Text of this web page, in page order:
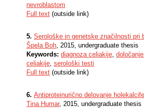
nevroblastom
Full text (outside link)
5. Serološke in genetske značilnosti pri
Špela Boh, 2015, undergraduate thesis
Keywords: diagnoza celiakije,
celiakije, serološki testi
Full text (outside link)
6. Antiproteinurično delovanje
Tina Humar, 2015, undergraduate thesis